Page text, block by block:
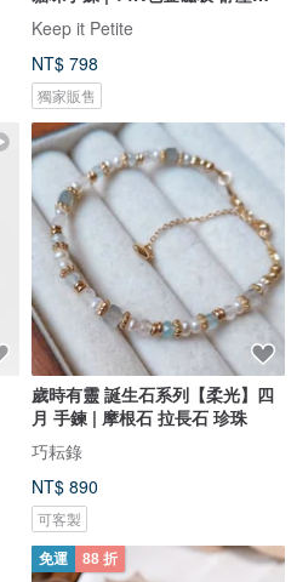
感
Keep it Petite
NT$ 798
獨家販售
歲時有靈 誕生石系列【柔光】四
月 手鍊 | 摩根石 拉長石 珍珠
巧耘錄
NT$ 890
可客製
免運 88 折